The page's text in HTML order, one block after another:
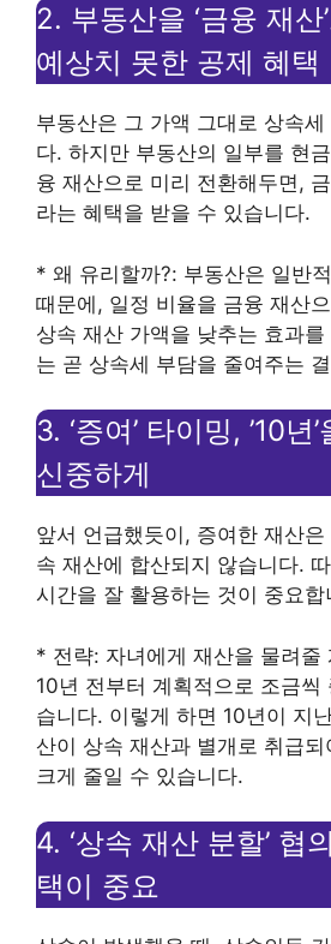
2. 부동산을 ‘금융 재산
예상치 못한 공제 혜택
부동산은 그 가액 그대로 상속세
다. 하지만 부동산의 일부를 현
융 재산으로 미리 전환해두면,
라는 혜택을 받을 수 있습니다.
* 왜 유리할까?: 부동산은 일반
때문에, 일정 비율을 금융 재산
상속 재산 가액을 낮추는 효과
는 곧 상속세 부담을 줄여주는
3. ‘증여’ 타이밍, ’10년
신중하게
앞서 언급했듯이, 증여한 재산
속 재산에 합산되지 않습니다.
시간을 잘 활용하는 것이 중요합
* 전략: 자녀에게 재산을 물려줄
10년 전부터 계획적으로 조금씩
습니다. 이렇게 하면 10년이 지
산이 상속 재산과 별개로 취급
크게 줄일 수 있습니다.
4. ‘상속 재산 분할’ 협
택이 중요